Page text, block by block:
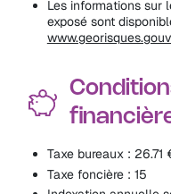
Les informations sur
exposé sont
Taxe bureaux : 26.71
Taxe foncière : 15